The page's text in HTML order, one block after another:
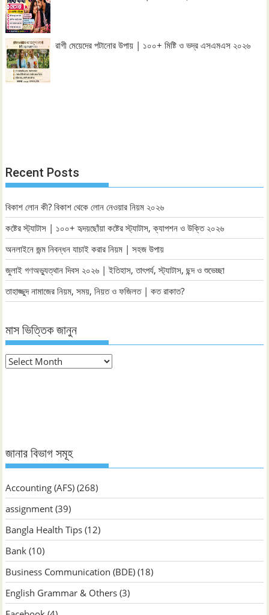
রাগী মেয়েদের পটানোর উপায় | ১০০+ মিষ্টি ও ভদ্র এসএমএস ২০২৬
Recent Posts
বিকাশ লোন কী? বিকাশ থেকে লোন নেওয়ার নিয়ম ২০২৬
কষ্টের স্ট্যাটাস | ১০০+ হৃদয়ছোঁয়া কষ্টের স্ট্যাটাস, ক্যাপশন ও উক্তি ২০২৬
অনলাইনে জন্ম নিবন্ধন যাচাই করার নিয়ম | সহজ উপায়
জুলাই গণঅভ্যুত্থান দিবস ২০২৬ | ইতিহাস, তাৎপর্য, স্ট্যাটাস, ছন্দ ও শুভেচ্ছা
তাহাজ্জুদ নামাজের নিয়ম, সময়, নিয়ত ও ফজিলত | কত রাকাত?
মাস ভিত্তিক জানুন
মাস
জানার বিভাগ সমূহ
Accounting (AFS) (268)
assignment (39)
Bangla Health Tips (12)
Bank (10)
Business Communication (BDE) (18)
English Grammar & Others (3)